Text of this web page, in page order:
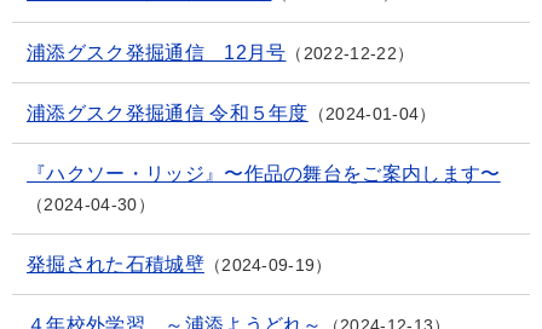
浦添グスク発掘通信 12月号 2022-12-22
浦添グスク発掘通信 令和５年度 2024-01-04
『ハクソー・リッジ』〜作品の舞台をご案内します〜
2024-04-30
発掘された石積城壁 2024-09-19